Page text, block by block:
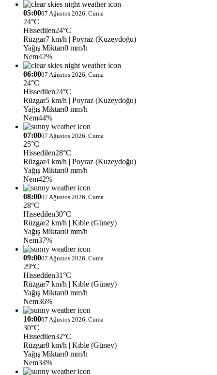
05:0007 Ağustos 2026, Cuma
24°C
Hissedilen24°C
Rüzgar7 km/h | Poyraz (Kuzeydoğu)
Yağış Miktarı0 mm/h
Nem42%
06:0007 Ağustos 2026, Cuma
24°C
Hissedilen24°C
Rüzgar5 km/h | Poyraz (Kuzeydoğu)
Yağış Miktarı0 mm/h
Nem44%
07:0007 Ağustos 2026, Cuma
25°C
Hissedilen28°C
Rüzgar4 km/h | Poyraz (Kuzeydoğu)
Yağış Miktarı0 mm/h
Nem42%
08:0007 Ağustos 2026, Cuma
28°C
Hissedilen30°C
Rüzgar2 km/h | Kıble (Güney)
Yağış Miktarı0 mm/h
Nem37%
09:0007 Ağustos 2026, Cuma
29°C
Hissedilen31°C
Rüzgar7 km/h | Kıble (Güney)
Yağış Miktarı0 mm/h
Nem36%
10:0007 Ağustos 2026, Cuma
30°C
Hissedilen32°C
Rüzgar8 km/h | Kıble (Güney)
Yağış Miktarı0 mm/h
Nem34%